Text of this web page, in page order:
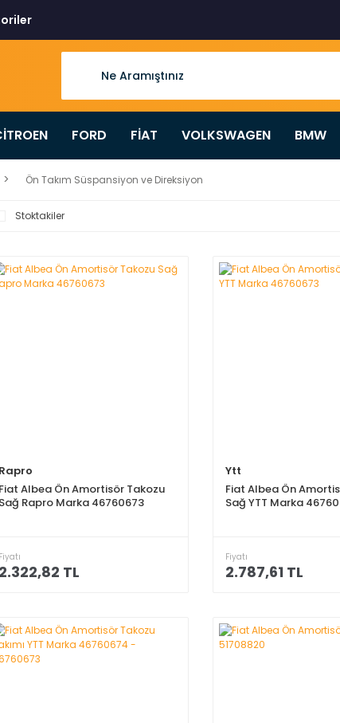
FORD FİAT VOLKSWAGEN BMW
Ön Takım Süspansiyon ve Direksiyon
Stoktakiler
Rapro
Fiat Albea Ön Amortisör Takozu
Sağ Rapro Marka 46760673
Fiyatı
2.322,82 TL
Ytt
Fiat Albea Ön
Sağ YTT Marka
Fiyatı
2.787,61 TL